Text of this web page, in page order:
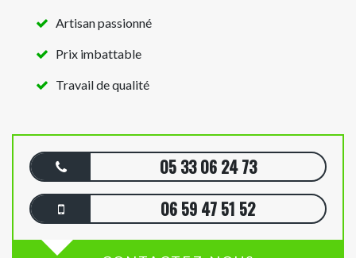
Artisan passionné
Prix imbattable
Travail de qualité
05 33 06 24 73
06 59 47 51 52